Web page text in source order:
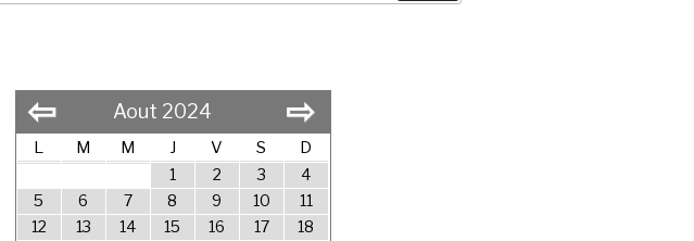
⇦ Aout 2024 ⇨
L M M J V S D
1 2 3
4
5
6 7 8 9 10
11
12
13 14 15 16 17
18